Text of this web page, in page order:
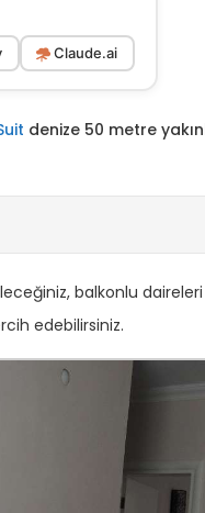
Claude.ai
denize 50 metre
balkonlu
edebilirsiniz.